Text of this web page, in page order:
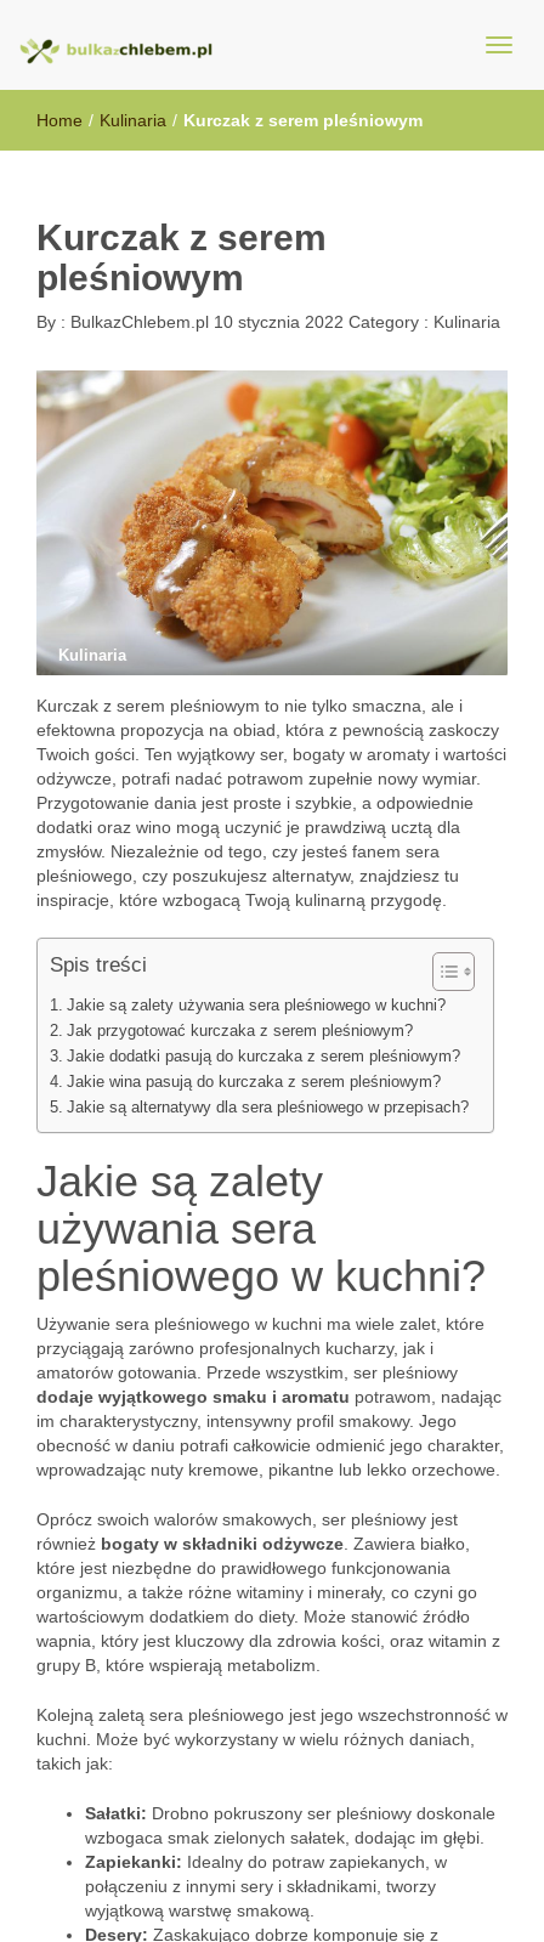
BulkazChlebem.pl
Home / Kulinaria / Kurczak z serem pleśniowym
Kurczak z serem
pleśniowym
By : BulkazChlebem.pl 10 stycznia 2022 Category : Kulinaria
Kulinaria
Kurczak z serem pleśniowym to nie tylko smaczna, ale i
efektowna propozycja na obiad, która z pewnością zaskoczy
Twoich gości. Ten wyjątkowy ser, bogaty w aromaty i wartości
odżywcze, potrafi nadać potrawom zupełnie nowy wymiar.
Przygotowanie dania jest proste i szybkie, a odpowiednie
dodatki oraz wino mogą uczynić je prawdziwą ucztą dla
zmysłów. Niezależnie od tego, czy jesteś fanem sera
pleśniowego, czy poszukujesz alternatyw, znajdziesz tu
inspiracje, które wzbogacą Twoją kulinarną przygodę.
Spis treści
Jakie są zalety używania sera pleśniowego w kuchni?
Jak przygotować kurczaka z serem pleśniowym?
Jakie dodatki pasują do kurczaka z serem pleśniowym?
Jakie wina pasują do kurczaka z serem pleśniowym?
Jakie są alternatywy dla sera pleśniowego w przepisach?
Jakie są zalety
używania sera
pleśniowego w kuchni?
Używanie sera pleśniowego w kuchni ma wiele zalet, które
przyciągają zarówno profesjonalnych kucharzy, jak i
amatorów gotowania. Przede wszystkim, ser pleśniowy
dodaje wyjątkowego smaku i aromatu potrawom, nadając
im charakterystyczny, intensywny profil smakowy. Jego
obecność w daniu potrafi całkowicie odmienić jego charakter,
wprowadzając nuty kremowe, pikantne lub lekko orzechowe.
Oprócz swoich walorów smakowych, ser pleśniowy jest
również bogaty w składniki odżywcze . Zawiera białko,
które jest niezbędne do prawidłowego funkcjonowania
organizmu, a także różne witaminy i minerały, co czyni go
wartościowym dodatkiem do diety. Może stanowić źródło
wapnia, który jest kluczowy dla zdrowia kości, oraz witamin z
grupy B, które wspierają metabolizm.
Kolejną zaletą sera pleśniowego jest jego wszechstronność w
kuchni. Może być wykorzystany w wielu różnych daniach,
takich jak:
Sałatki: Drobno pokruszony ser pleśniowy doskonale
wzbogaca smak zielonych sałatek, dodając im głębi.
Zapiekanki: Idealny do potraw zapiekanych, w
połączeniu z innymi sery i składnikami, tworzy
wyjątkową warstwę smakową.
Desery: Zaskakująco dobrze komponuje się z